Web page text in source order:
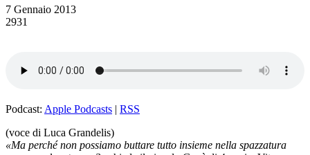
7 Gennaio 2013
2931
Podcast: Apple Podcasts | RSS
(voce di Luca Grandelis)
«Ma perché non possiamo buttare tutto insieme nella spazzatura